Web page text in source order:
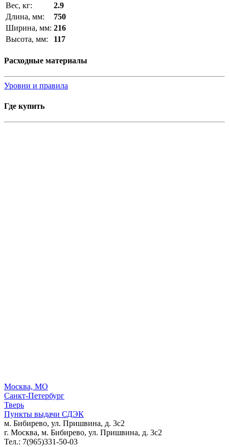
Вес, кг:
2.9
Длина, мм:
750
Ширина, мм: 216
Высота, мм:
117
Расходные материалы
Уровни и правила
Где купить
Москва, МО
Санкт-Петербург
Тверь
Пункты выдачи СДЭК
м. Бибирево, ул. Пришвина, д. 3с2
г. Москва, м. Бибирево, ул. Пришвина, д. 3с2
Тел.: 7(965)331-50-03